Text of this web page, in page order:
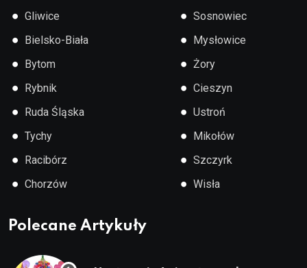
● Gliwice
● Bielsko-Biała
● Bytom
● Rybnik
● Ruda Śląska
● Tychy
● Racibórz
● Chorzów
● Sosnowiec
● Mysłowice
● Żory
● Cieszyn
● Ustroń
● Mikołów
● Szczyrk
● Wisła
Polecane Artykuły